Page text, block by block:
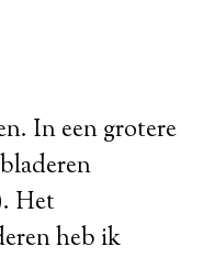
In een grotere
Het
heb ik